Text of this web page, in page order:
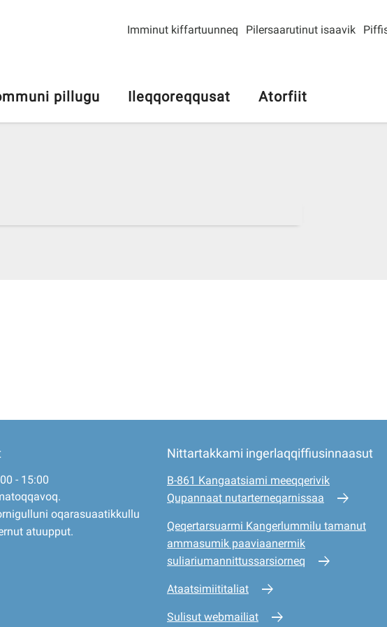
Imminut kiffartuunneq Pilersaarutinut isaavik
pillugu Ileqqoreqqusat Atorfiit
- 15:00
oqarasuaatikkullu
atuupput.
Nittartakkami ingerlaqqiffiusinnaasut
B-861 Kangaatsiami meeqqerivik
Qupannaat nutarterneqarnissaa
Qeqertarsuarmi Kangerlummilu tamanut
ammasumik paaviaanermik
suliariumannittussarsiorneq
Ataatsimiititaliat
Sulisut webmailiat